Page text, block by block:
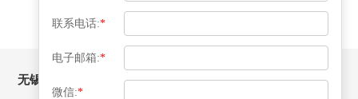
无锡益腾压力容器有限公司
联系电话:*
电子邮箱:*
微信:*